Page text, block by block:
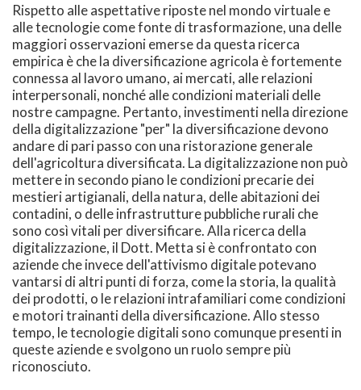
Rispetto alle aspettative riposte nel mondo virtuale e
alle tecnologie come fonte di trasformazione, una delle
maggiori osservazioni emerse da questa ricerca
empirica è che la diversificazione agricola è fortemente
connessa al lavoro umano, ai mercati, alle relazioni
interpersonali, nonché alle condizioni materiali delle
nostre campagne. Pertanto, investimenti nella direzione
della digitalizzazione "per" la diversificazione devono
andare di pari passo con una ristorazione generale
dell'agricoltura diversificata. La digitalizzazione non può
mettere in secondo piano le condizioni precarie dei
mestieri artigianali, della natura, delle abitazioni dei
contadini, o delle infrastrutture pubbliche rurali che
sono così vitali per diversificare. Alla ricerca della
digitalizzazione, il Dott. Metta si è confrontato con
aziende che invece dell'attivismo digitale potevano
vantarsi di altri punti di forza, come la storia, la qualità
dei prodotti, o le relazioni intrafamiliari come condizioni
e motori trainanti della diversificazione. Allo stesso
tempo, le tecnologie digitali sono comunque presenti in
queste aziende e svolgono un ruolo sempre più
riconosciuto.